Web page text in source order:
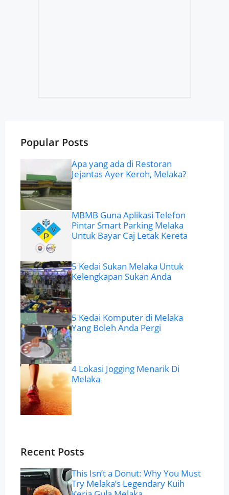
Popular Posts
Apa yang ada di Restoran
Jejantas Ayer Keroh, Melaka?
MBMB Guna Aplikasi Telefon
Pintar Smart Parking Melaka
Untuk Bayar Caj Letak Kereta
5 Kedai Sukan Melaka Untuk
Kelengkapan Sukan Anda
5 Kedai Komputer di Melaka
Yang Boleh Anda Pergi
4 Lokasi Jogging Menarik Di
Melaka
Recent Posts
This Isn’t a Donut: Why You Must
Try Melaka’s Legendary Kuih